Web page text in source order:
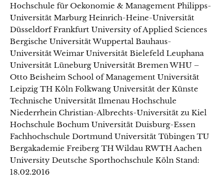
Hochschule für Oekonomie & Management Philipps-
Universität Marburg Heinrich-Heine-Universität
Düsseldorf Frankfurt University of Applied Sciences
Bergische Universität Wuppertal Bauhaus-
Universität Weimar Universität Bielefeld Leuphana
Universität Lüneburg Universität Bremen WHU –
Otto Beisheim School of Management Universität
Leipzig TH Köln Folkwang Universität der Künste
Technische Universität Ilmenau Hochschule
Niederrhein Christian-Albrechts-Universität zu Kiel
Hochschule Bochum Universität Duisburg-Essen
Fachhochschule Dortmund Universität Tübingen TU
Bergakademie Freiberg TH Wildau RWTH Aachen
University Deutsche Sporthochschule Köln Stand:
18.02.2016